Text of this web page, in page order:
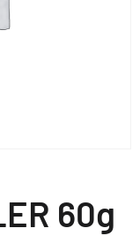
60g